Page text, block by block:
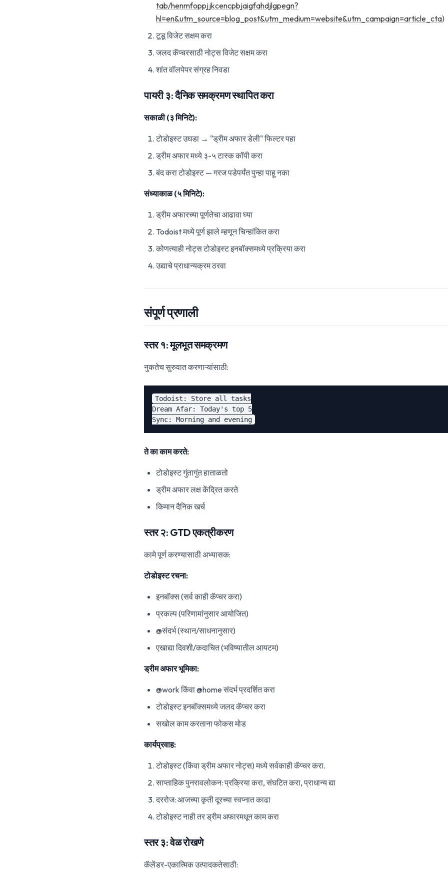
tab/henmfoppjjkcencpbjaigfahdjlgpegn?
hl=en&utm_source=blog_post&utm_medium=website&utm_campaign=article_cta)
टूडू विजेट सक्षम करा
जलद कॅप्चरसाठी नोट्स विजेट सक्षम करा
शांत वॉलपेपर संग्रह निवडा
पायरी ३: दैनिक समक्रमण स्थापित करा
सकाळी (३ मिनिटे):
टोडोइस्ट उघडा → "ड्रीम अफार डेली" फिल्टर पहा
ड्रीम अफार मध्ये ३-५ टास्क कॉपी करा
बंद करा टोडोइस्ट — गरज पडेपर्यंत पुन्हा पाहू नका
संध्याकाळ (५ मिनिटे):
ड्रीम अफारच्या पूर्णतेचा आढावा घ्या
Todoist मध्ये पूर्ण झाले म्हणून चिन्हांकित करा
कोणत्याही नोट्स टोडोइस्ट इनबॉक्समध्ये प्रक्रिया करा
उद्याचे प्राधान्यक्रम ठरवा
संपूर्ण प्रणाली
स्तर १: मूलभूत समक्रमण
नुकतेच सुरुवात करणाऱ्यांसाठी:
Todoist: Store all tasks
Dream Afar: Today's top 5
ते का काम करते:
टोडोइस्ट गुंतागुंत हाताळतो
ड्रीम अफार लक्ष केंद्रित करते
किमान दैनिक खर्च
स्तर २: GTD एकत्रीकरण
कामे पूर्ण करण्यासाठी अभ्यासक:
टोडोइस्ट रचना:
इनबॉक्स (सर्व काही कॅप्चर करा)
प्रकल्प (परिणामांनुसार आयोजित)
@संदर्भ (स्थान/साधनानुसार)
एखाद्या दिवशी/कदाचित (भविष्यातील आयटम)
ड्रीम अफार भूमिका:
@work किंवा @home संदर्भ प्रदर्शित करा
टोडोइस्ट इनबॉक्समध्ये जलद कॅप्चर करा
सखोल काम करताना फोकस मोड
कार्यप्रवाह:
टोडोइस्ट (किंवा ड्रीम अफार नोट्स) मध्ये सर्वकाही कॅप्चर करा.
साप्ताहिक पुनरावलोकन: प्रक्रिया करा, संघटित करा, प्राधान्य द्या
दररोज: आजच्या कृती दूरच्या स्वप्नात काढा
टोडोइस्ट नाही तर ड्रीम अफारमधून काम करा
स्तर ३: वेळ रोखणे
कॅलेंडर-एकात्मिक उत्पादकतेसाठी: